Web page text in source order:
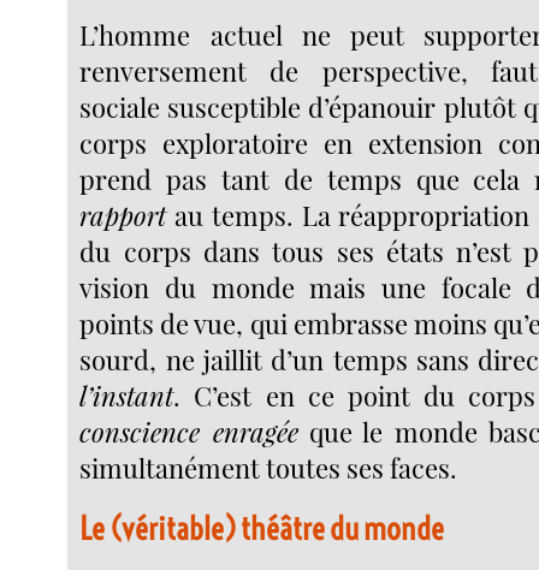
L’homme actuel ne peut
renversement de perspective,
sociale susceptible d’épanouir plutôt
corps exploratoire en extension
prend pas tant de temps que cela
rapportau temps. La réappropriation
du corps dans tous ses états n’est
vision du monde mais une focale
points de vue, qui embrasse moins
sourd, ne jaillit d’un temps sans
l’instant. C’est en ce point du
conscience enragéeque le monde
simultanément toutes ses faces.
Le (véritable) théâtre du monde